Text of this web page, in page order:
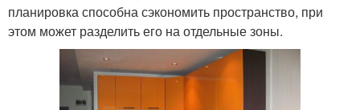
планировка способна сэкономить пространство, при
этом может разделить его на отдельные зоны.